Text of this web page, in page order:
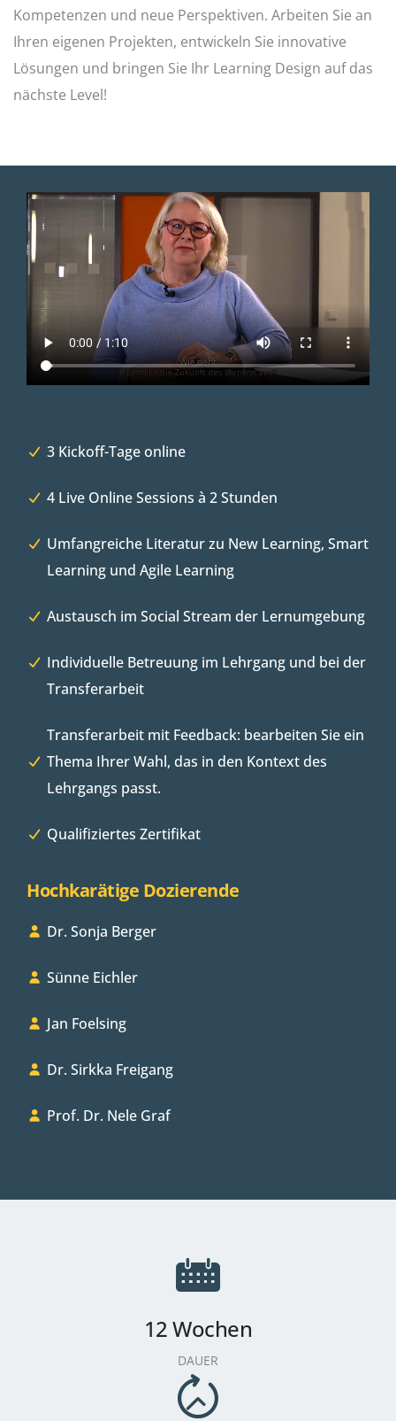
Kompetenzen und neue Perspektiven. Arbeiten Sie an
Ihren eigenen Projekten, entwickeln Sie innovative
Lösungen und bringen Sie Ihr Learning Design auf das
nächste Level!
3 Kickoff-Tage online
4 Live Online Sessions à 2 Stunden
Umfangreiche Literatur zu New Learning, Smart
Learning und Agile Learning
Austausch im Social Stream der Lernumgebung
Individuelle Betreuung im Lehrgang und bei der
Transferarbeit
Transferarbeit mit Feedback: bearbeiten Sie ein
Thema Ihrer Wahl, das in den Kontext des
Lehrgangs passt.
Qualifiziertes Zertifikat
Hochkarätige Dozierende
Dr. Sonja Berger
Sünne Eichler
Jan Foelsing
Dr. Sirkka Freigang
Prof. Dr. Nele Graf
12 Wochen
DAUER